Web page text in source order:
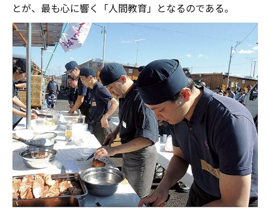
とが、最も心に響く「人間教育」となるのである。